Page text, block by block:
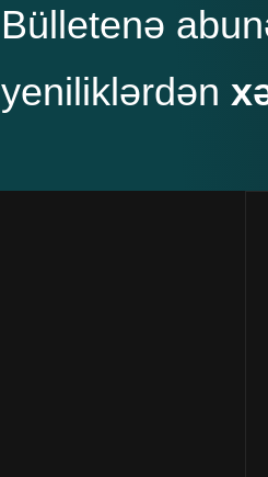
Bülletenə
yeniliklərdən